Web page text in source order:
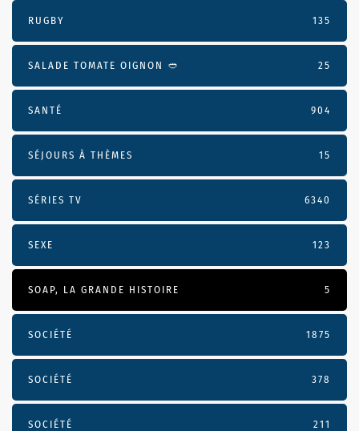
RUGBY 135
SALADE TOMATE OIGNON 🥙 25
SANTÉ 904
SÉJOURS À THÈMES 15
SÉRIES TV 6340
SEXE 123
SOAP, LA GRANDE HISTOIRE 5
SOCIÉTÉ 1875
SOCIÉTÉ 378
SOCIÉTÉ 211